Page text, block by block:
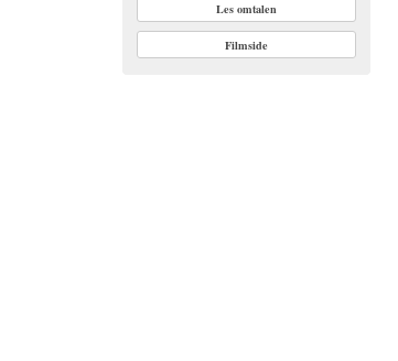
Les omtalen
Filmside